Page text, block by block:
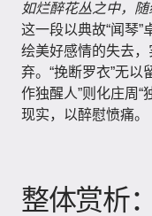
如烂醉花丛之中，随
这一段以典故“闻琴”
绘美好感情的失去
弃。“挽断罗衣”无以
作独醒人”则化庄周“
现实，以醉慰愤痛。
整体赏析：